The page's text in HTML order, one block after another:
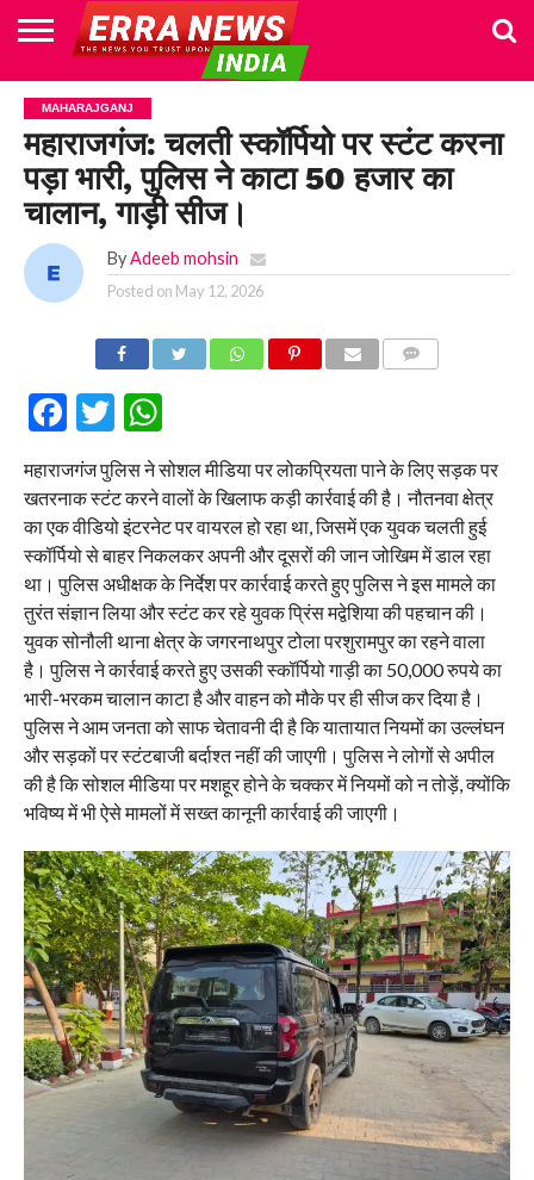
HOME
POLITICS
NEWS
BUSINESS
CULTURE
NATIONAL
SPORTS
LIFESTYLE
TRAVEL
OPINION
BREAKING
NEWS
ENTERTAINMENT
WORLD
CRIME
JOIN
US
MAHARAJGANJ
महाराजगंज: चलती स्कॉर्पियो पर स्टंट करना
पड़ा भारी, पुलिस ने काटा 50 हजार का
चालान, गाड़ी सीज।
By Adeeb mohsin
Posted on May 12, 2026
Facebook
Twitter
WhatsApp
महाराजगंज पुलिस ने सोशल मीडिया पर लोकप्रियता पाने के लिए सड़क पर
खतरनाक स्टंट करने वालों के खिलाफ कड़ी कार्रवाई की है। नौतनवा क्षेत्र
का एक वीडियो इंटरनेट पर वायरल हो रहा था, जिसमें एक युवक चलती हुई
स्कॉर्पियो से बाहर निकलकर अपनी और दूसरों की जान जोखिम में डाल रहा
था। पुलिस अधीक्षक के निर्देश पर कार्रवाई करते हुए पुलिस ने इस मामले का
तुरंत संज्ञान लिया और स्टंट कर रहे युवक प्रिंस मद्वेशिया की पहचान की।
युवक सोनौली थाना क्षेत्र के जगरनाथपुर टोला परशुरामपुर का रहने वाला
है। पुलिस ने कार्रवाई करते हुए उसकी स्कॉर्पियो गाड़ी का 50,000 रुपये का
भारी-भरकम चालान काटा है और वाहन को मौके पर ही सीज कर दिया है।
पुलिस ने आम जनता को साफ चेतावनी दी है कि यातायात नियमों का उल्लंघन
और सड़कों पर स्टंटबाजी बर्दाश्त नहीं की जाएगी। पुलिस ने लोगों से अपील
की है कि सोशल मीडिया पर मशहूर होने के चक्कर में नियमों को न तोड़ें, क्योंकि
भविष्य में भी ऐसे मामलों में सख्त कानूनी कार्रवाई की जाएगी।